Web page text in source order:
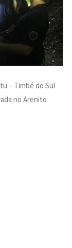
– Timbé do Sul
no Arenito